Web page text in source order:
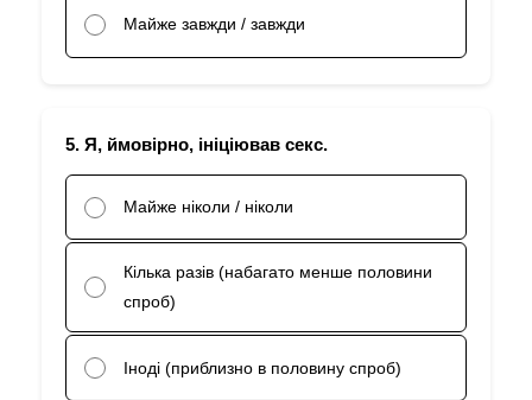
Майже завжди / завжди
5. Я, ймовірно, ініціював секс.
Майже ніколи / ніколи
Кілька разів (набагато менше половини
спроб)
Іноді (приблизно в половину спроб)